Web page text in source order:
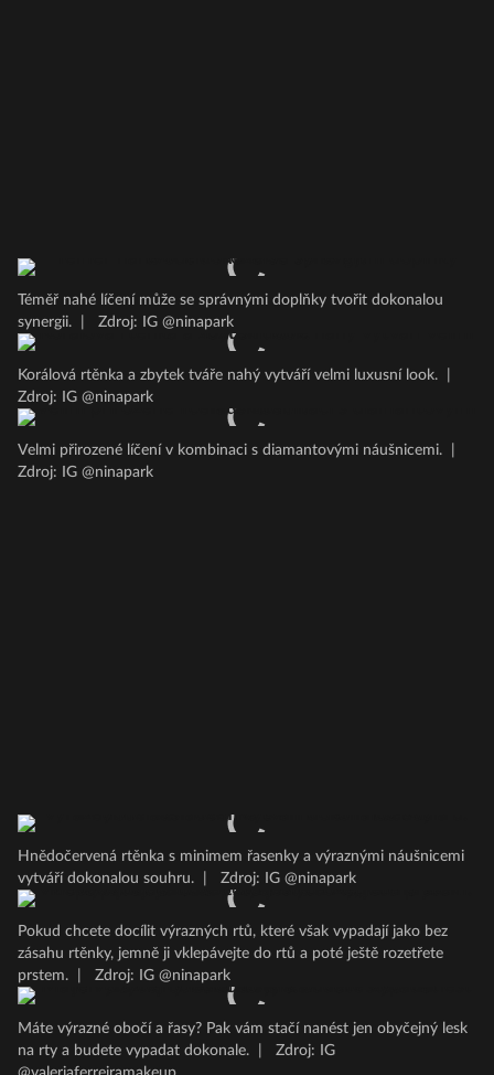
Téměř nahé líčení může se správnými doplňky tvořit dokonalou
synergii.
Zdroj: IG @ninapark
Korálová rtěnka a zbytek tváře nahý vytváří velmi luxusní look.
Zdroj: IG @ninapark
Velmi přirozené líčení v kombinaci s diamantovými náušnicemi.
Zdroj: IG @ninapark
Hnědočervená rtěnka s minimem řasenky a výraznými náušnicemi
vytváří dokonalou souhru.
Zdroj: IG @ninapark
Pokud chcete docílit výrazných rtů, které však vypadají jako bez
zásahu rtěnky, jemně ji vklepávejte do rtů a poté ještě rozetřete
prstem.
Zdroj: IG @ninapark
Máte výrazné obočí a řasy? Pak vám stačí nanést jen obyčejný lesk
na rty a budete vypadat dokonale.
Zdroj: IG